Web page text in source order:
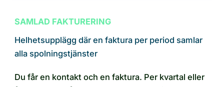
SAMLAD FAKTURERING
Helhetsupplägg där en faktura per period samlar
alla spolningstjänster
Du får en kontakt och en faktura. Per kvartal eller